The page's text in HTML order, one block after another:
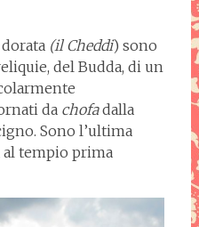
(il Cheddi) sono
del Budda, di un
da chofadalla
Sono l’ultima
al tempio prima